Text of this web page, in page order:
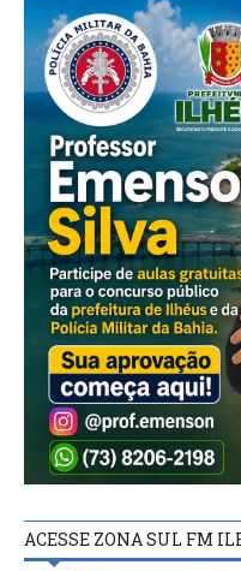
ACESSE ZONA SUL FM